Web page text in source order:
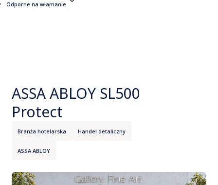
Odporne na włamanie
ASSA ABLOY SL500
Protect
Branża hotelarska Handel detaliczny
ASSA ABLOY